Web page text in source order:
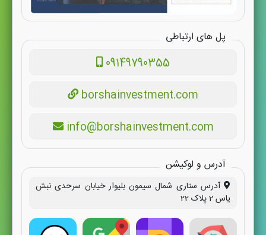
پل های ارتباطی
09149790355
borshainvestment.com
info@borshainvestment.com
آدرس و لوکیشن
آدرس ستاری شمال سیمون بلیوار خیابان سرحدی نبش
یاس 2 پلاک 22